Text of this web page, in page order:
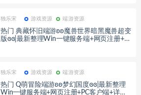
独乐宋 游戏资源 端游资源
热门 典藏怀旧端游ʚʚ魔兽世界暗黑魔兽超变
版ɞɞ|最新整理Win一键服务端+网页注册+G
独乐宋 游戏资源 端游资源
热门 Q萌冒险端游ʚʚ梦幻国度ɞɞ|最新整理
Win一键服务端+网页注册+PC客户端+详细